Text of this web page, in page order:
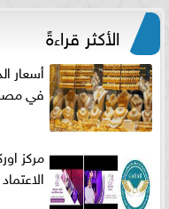
الأكثر قراءةً
في
مركز